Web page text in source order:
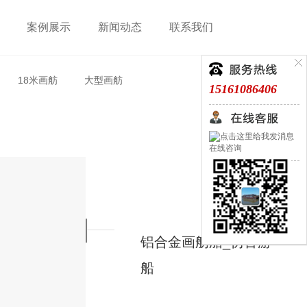
案例展示 新闻动态 联系我们
18米画舫 大型画舫
铝合金画舫船_仿古游
船
15161086406
在线咨询